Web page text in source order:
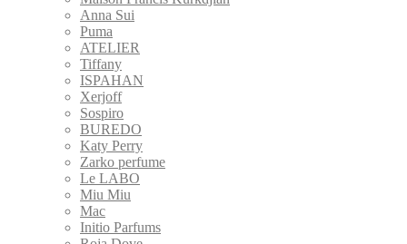
Anna Sui
Puma
ATELIER
Tiffany
ISPAHAN
Xerjoff
Sospiro
BUREDO
Katy Perry
Zarko perfume
Le LABO
Miu Miu
Mac
Initio Parfums